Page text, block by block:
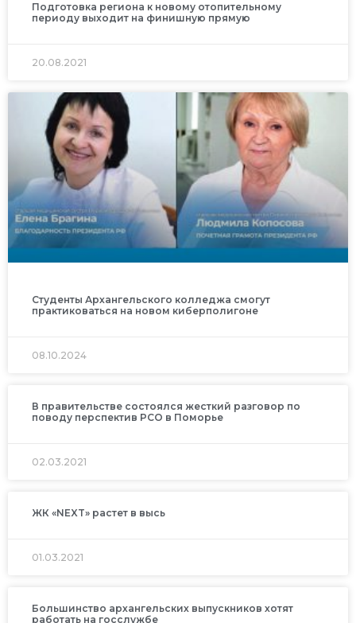
Подготовка региона к новому отопительному
периоду выходит на финишную прямую
20.08.2021
Студенты Архангельского колледжа смогут
практиковаться на новом киберполигоне
08.10.2024
В правительстве состоялся жесткий разговор по
поводу перспектив РСО в Поморье
02.03.2021
ЖК «NEXT» растет в высь
01.03.2021
Большинство архангельских выпускников хотят
работать на госслужбе